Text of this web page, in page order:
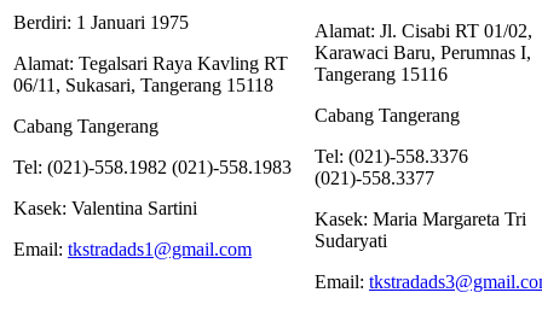
Berdiri: 1 Januari 1975
Alamat: Tegalsari Raya Kavling RT
06/11, Sukasari, Tangerang 15118
Cabang Tangerang
Tel: (021)-558.1982 (021)-558.1983
Kasek: Valentina Sartini
Email: tkstradads1@gmail.com
Alamat: Jl. Cisabi RT 01/02,
Karawaci Baru, Perumnas I,
Tangerang 15116
Cabang Tangerang
Tel: (021)-558.3376
(021)-558.3377
Kasek: Maria Margareta Tri
Sudaryati
Email: